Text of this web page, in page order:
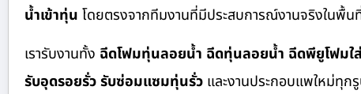
น้ำเข้าทุ่น โดยตรงจากทีมงานที่มีประสบการณ์งานจริงในพื้น
เรารับงานทั้ง ฉีดโฟมทุ่นลอยน้ำ ฉีดทุ่นลอยน้ำ ฉีดพียูโฟม
รับอุดรอยรั่ว รับซ่อมแซมทุ่นรั่ว และงานประกอบแพใหม่ทุก